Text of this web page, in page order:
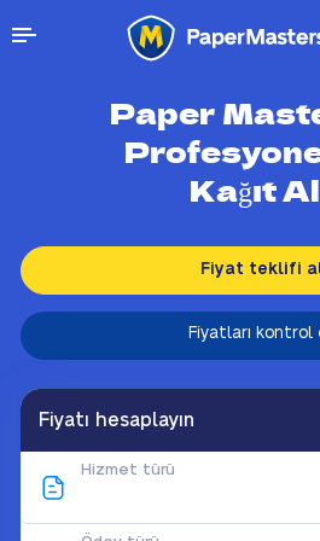
Paper
Kağıt
Fiyat teklifi
Fiyatları kontrol
Fiyatı hesaplayın
Hizmet türü